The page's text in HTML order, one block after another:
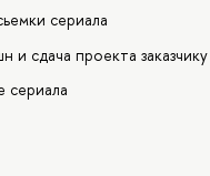
сериала
и сдача проекта заказчику
сериала